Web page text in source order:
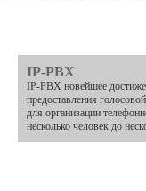
IP-PBX
IP-PBX новейшее
предоставления
для организации
несколько человек до